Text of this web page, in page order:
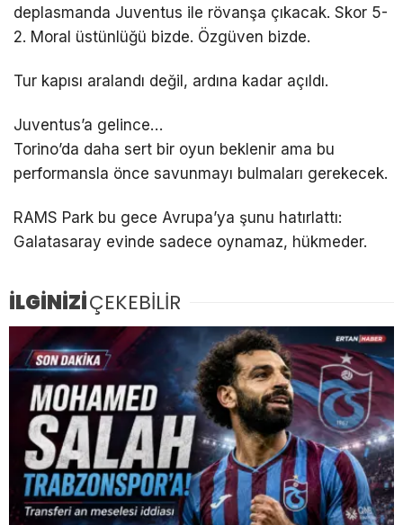
deplasmanda Juventus ile rövanşa çıkacak. Skor 5-
2. Moral üstünlüğü bizde. Özgüven bizde.
Tur kapısı aralandı değil, ardına kadar açıldı.
Juventus’a gelince…
Torino’da daha sert bir oyun beklenir ama bu
performansla önce savunmayı bulmaları gerekecek.
RAMS Park bu gece Avrupa’ya şunu hatırlattı:
Galatasaray evinde sadece oynamaz, hükmeder.
İLGİNİZİÇEKEBİLİR